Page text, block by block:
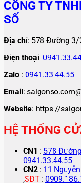
CÔNG TY
SỐ
Địa chỉ: 578 Đường 3/
Điện thoại:
Zalo : 0941.33.44.55
Email:
Website: https://
HỆ THỐNG
CN1 : 578
0941.33.44.55
CN2 : 11
,SĐT :